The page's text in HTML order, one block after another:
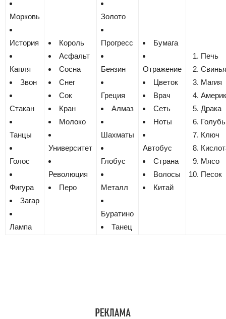
Морковь
История
Капля
Звон
Стакан
Танцы
Голос
Фигура
Загар
Лампа
Король
Асфальт
Сосна
Снег
Сок
Кран
Молоко
Университет
Революция
Перо
Золото
Прогресс
Бензин
Греция
Алмаз
Шахматы
Глобус
Металл
Буратино
Танец
Бумага
Отражение
Цветок
Врач
Сеть
Ноты
Автобус
Страна
Волосы
Китай
Печь
Свинья
Магия
Драка
Голубь
Ключ
Мясо
Песок